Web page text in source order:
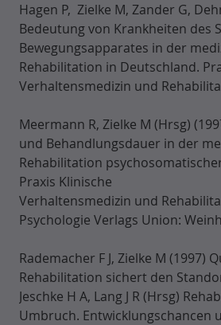
Hagen P, Zielke M, Zander G,
Bedeutung von Krankheiten des
Bewegungsapparates in der
Rehabilitation in Deutschland.
Verhaltensmedizin und
Meermann R, Zielke M (Hrsg)
und Behandlungsdauer in der
Rehabilitation
Praxis Klinische
Verhaltensmedizin und
Psychologie Verlags Union:
Rademacher F J, Zielke M (1997)
Rehabilitation sichert den
Jeschke H A, Lang J R (Hrsg)
Umbruch. Entwicklungschancen